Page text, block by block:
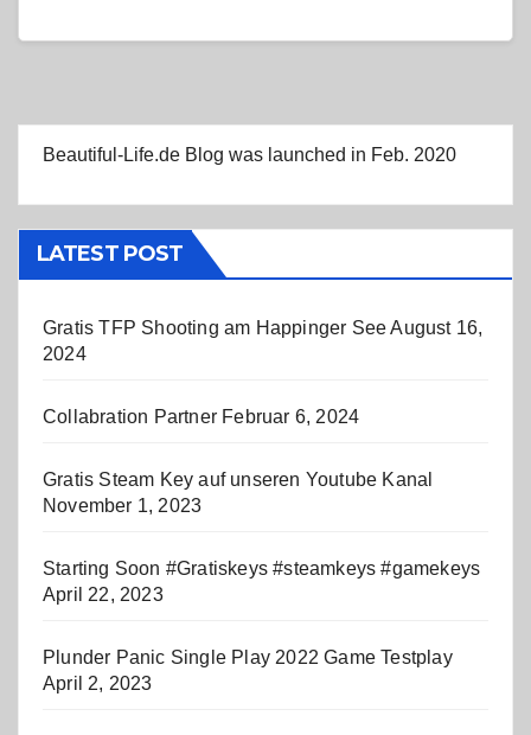
Beautiful-Life.de Blog was launched in Feb. 2020
LATEST POST
Gratis TFP Shooting am Happinger See August 16,
2024
Collabration Partner Februar 6, 2024
Gratis Steam Key auf unseren Youtube Kanal
November 1, 2023
Starting Soon #Gratiskeys #steamkeys #gamekeys
April 22, 2023
Plunder Panic Single Play 2022 Game Testplay
April 2, 2023